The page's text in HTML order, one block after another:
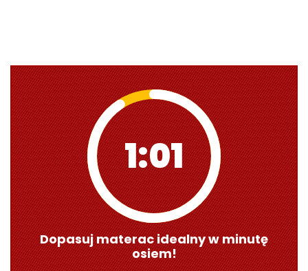
0:59
Dopasuj materac idealny w minutę
osiem!